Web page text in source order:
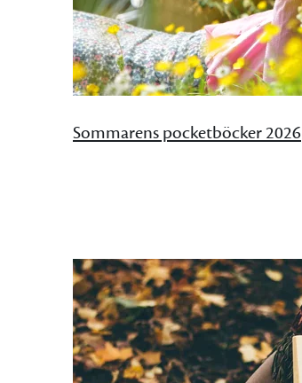
Sommarens pocketböcker 2026